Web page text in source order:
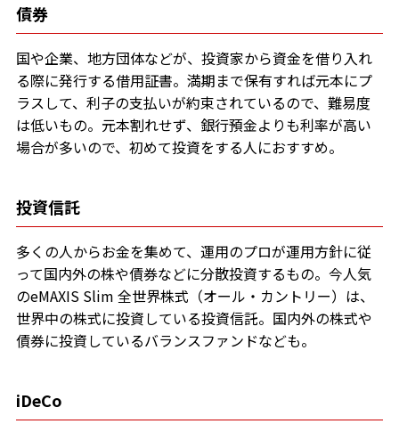
債券
国や企業、地方団体などが、投資家から資金を借り入れ
る際に発行する借用証書。満期まで保有すれば元本にプ
ラスして、利子の支払いが約束されているので、難易度
は低いもの。元本割れせず、銀行預金よりも利率が高い
場合が多いので、初めて投資をする人におすすめ。
投資信託
多くの人からお金を集めて、運用のプロが運用方針に従
って国内外の株や債券などに分散投資するもの。今人気
のeMAXIS Slim 全世界株式（オール・カントリー）は、
世界中の株式に投資している投資信託。国内外の株式や
債券に投資しているバランスファンドなども。
iDeCo